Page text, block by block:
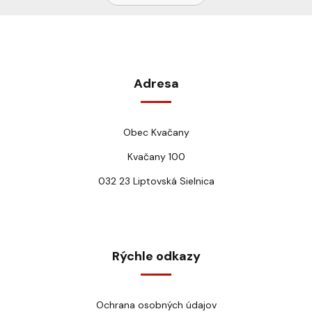
Adresa
Obec Kvačany
Kvačany 100
032 23 Liptovská Sielnica
Rýchle odkazy
Ochrana osobných údajov